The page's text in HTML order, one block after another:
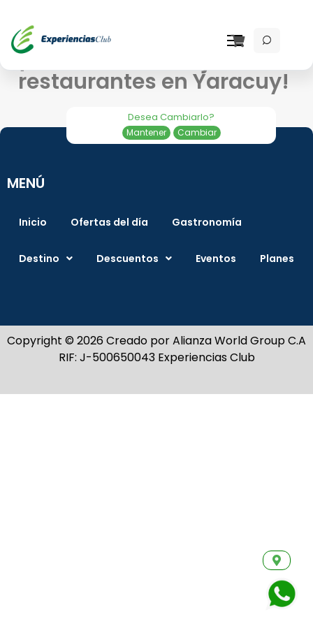
Desea Cambiarlo?
Mantener Cambiar
¡Descubre los mejores
restaurantes en Yaracuy!
MENÚ
Inicio Ofertas del día Gastronomía
Destino Descuentos Eventos Planes
Copyright © 2026 Creado por Alianza World Group C.A
RIF: J-500650043 Experiencias Club